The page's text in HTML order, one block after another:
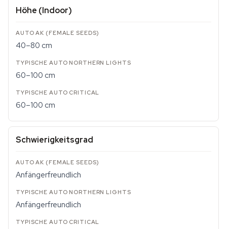
Höhe (Indoor)
40–80 cm
60–100 cm
60–100 cm
Schwierigkeitsgrad
Anfängerfreundlich
Anfängerfreundlich